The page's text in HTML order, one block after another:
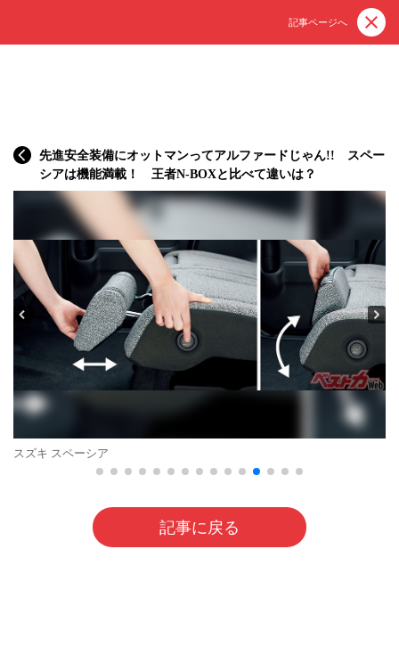
記事ページへ
先進安全装備にオットマンってアルファードじゃん!! スペー
シアは機能満載！ 王者N-BOXと比べて違いは？
スズキ スペーシア
記事に戻る